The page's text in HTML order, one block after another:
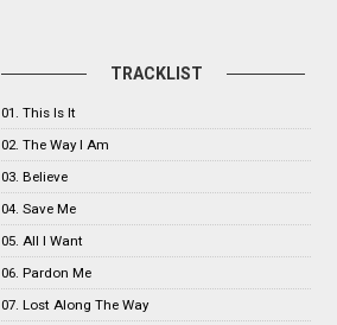
TRACKLIST
01. This Is It
02. The Way I Am
03. Believe
04. Save Me
05. All I Want
06. Pardon Me
07. Lost Along The Way